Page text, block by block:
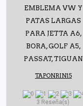
EMBLEMA VW Y
PATAS LARGAS
PARA JETTA A6,
BORA, GOLF A5,
PASSAT, TIGUAN
TAPONRIN15
3 Reseña(s)